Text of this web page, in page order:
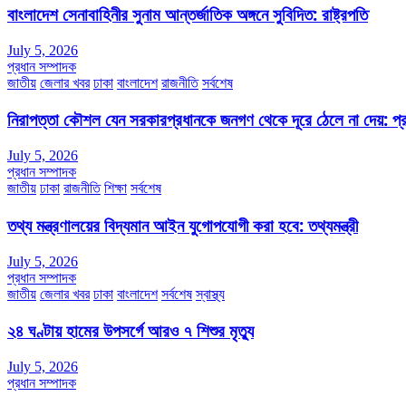
বাংলাদেশ সেনাবাহিনীর সুনাম আন্তর্জাতিক অঙ্গনে সুবিদিত: রাষ্ট্রপতি
July 5, 2026
প্রধান সম্পাদক
জাতীয় জেলার খবর ঢাকা বাংলাদেশ রাজনীতি সর্বশেষ
নিরাপত্তা কৌশল যেন সরকারপ্রধানকে জনগণ থেকে দূরে ঠেলে না দেয়:
July 5, 2026
প্রধান সম্পাদক
জাতীয় ঢাকা রাজনীতি শিক্ষা সর্বশেষ
তথ্য মন্ত্রণালয়ের বিদ্যমান আইন যুগোপযোগী করা হবে: তথ্যমন্ত্রী
July 5, 2026
প্রধান সম্পাদক
জাতীয় জেলার খবর ঢাকা বাংলাদেশ সর্বশেষ স্বাস্থ্য
২৪ ঘণ্টায় হামের উপসর্গে আরও ৭ শিশুর মৃত্যু
July 5, 2026
প্রধান সম্পাদক